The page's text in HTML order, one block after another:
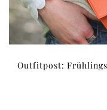
Outfitpost: